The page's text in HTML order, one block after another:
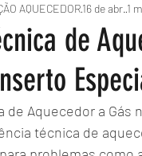
Próximo
Zona sul RJ
de
AQUECEDOR16 de abr. 1
de Aquecedor a Gás
técnica de